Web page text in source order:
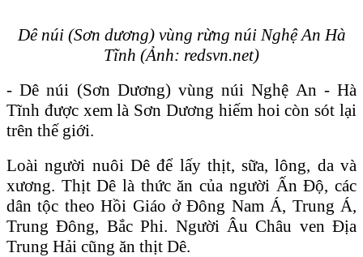
Dê núi (Sơn dương) vùng rừng núi Nghệ An Hà
Tĩnh (Ảnh: redsvn.net)
- Dê núi (Sơn Dương) vùng núi Nghệ An - Hà
Tĩnh được xem là Sơn Dương hiếm hoi còn sót lại
trên thế giới.
Loài người nuôi Dê để lấy thịt, sữa, lông, da và
xương. Thịt Dê là thức ăn của người Ấn Ɖộ, các
dân tộc theo Hồi Giáo ở Ɖông Nam Á, Trung Á,
Trung Ɖông, Bắc Phi. Người Âu Châu ven Ɖịa
Trung Hải cũng ăn thịt Dê.